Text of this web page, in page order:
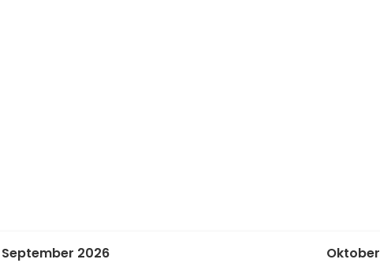
September 2026 Oktober